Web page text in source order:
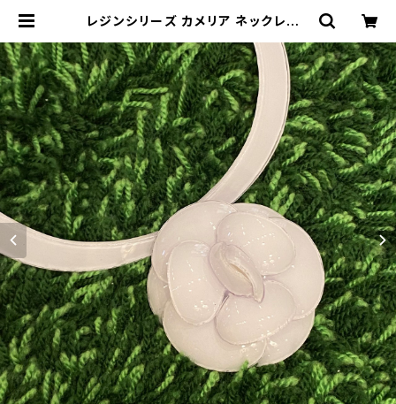
レジンシリーズ カメリア ネックレス |